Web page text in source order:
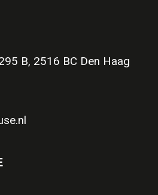
1
B, 2516 BC Den Haag